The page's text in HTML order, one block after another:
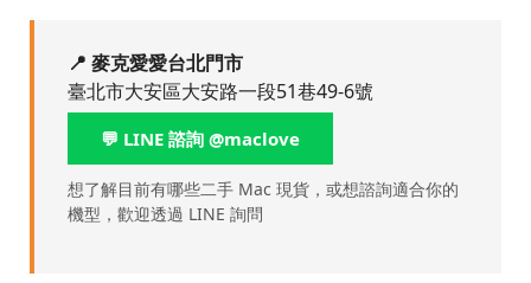
📍 麥克愛愛台北門市
臺北市大安區大安路一段51巷49-6號
💬 LINE 諮詢 @maclove
想了解目前有哪些二手 Mac 現貨，或想諮詢適合你的
機型，歡迎透過 LINE 詢問